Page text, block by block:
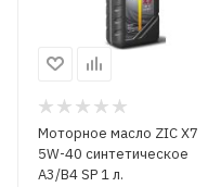
Моторное масло ZIC X7
5W-40 синтетическое
A3/B4 SP 1 л.